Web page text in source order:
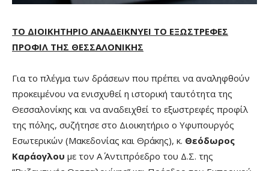
ΤΟ ΔΙΟΙΚΗΤΗΡΙΟ ΑΝΑΔΕΙΚΝΥΕΙ ΤΟ ΕΞΩΣΤΡΕΦΕΣ
ΠΡΟΦΙΛ ΤΗΣ ΘΕΣΣΑΛΟΝΙΚΗΣ
Για το πλέγμα των δράσεων που πρέπει να αναληφθούν
προκειμένου να ενισχυθεί η ιστορική ταυτότητα της
Θεσσαλονίκης και να αναδειχθεί το εξωστρεφές προφίλ
της πόλης, συζήτησε στο Διοικητήριο ο Υφυπουργός
Εσωτερικών (Μακεδονίας και Θράκης), κ. Θεόδωρος
Καράογλου με τον Α΄ Αντιπρόεδρο του Δ.Σ. της